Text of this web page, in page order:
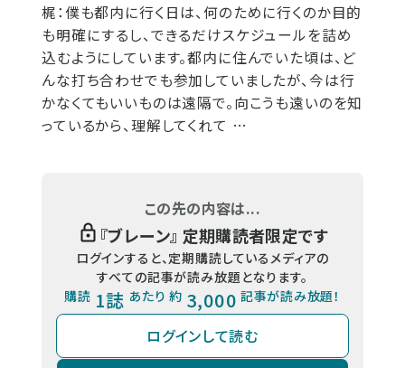
梶：僕も都内に行く日は、何のために行くのか目的
も明確にするし、できるだけスケジュールを詰め
込むようにしています。都内に住んでいた頃は、ど
んな打ち合わせでも参加していましたが、今は行
かなくてもいいものは遠隔で。向こうも遠いのを知
っているから、理解してくれて …
この先の内容は...
『ブレーン』 定期購読者限定です
ログインすると、定期購読しているメディアの
すべての記事が読み放題となります。
購読 1誌 あたり 約 3,000 記事が読み放題！
ログインして読む